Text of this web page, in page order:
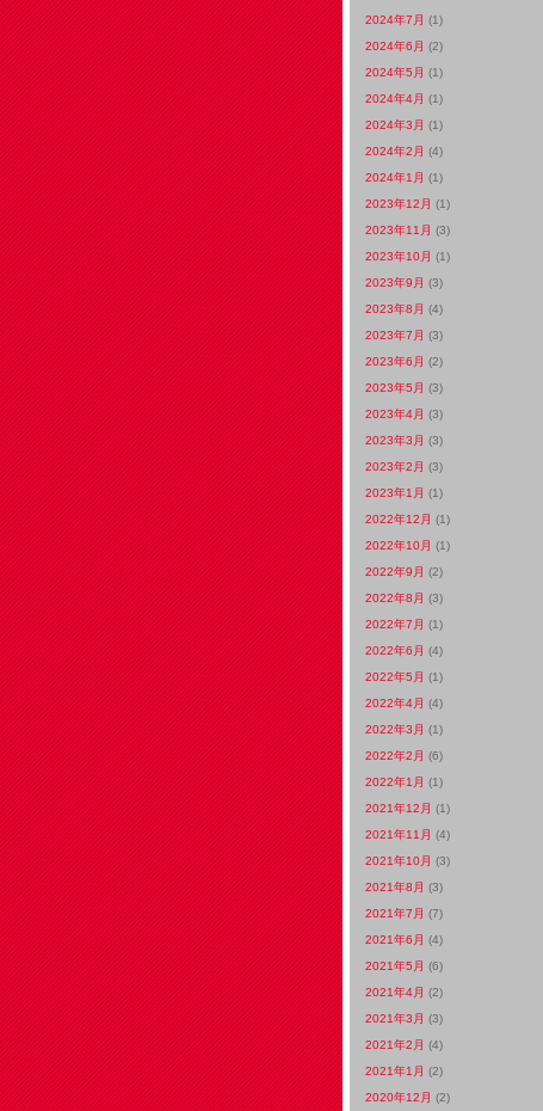
2024年7月 (1)
2024年6月 (2)
2024年5月 (1)
2024年4月 (1)
2024年3月 (1)
2024年2月 (4)
2024年1月 (1)
2023年12月 (1)
2023年11月 (3)
2023年10月 (1)
2023年9月 (3)
2023年8月 (4)
2023年7月 (3)
2023年6月 (2)
2023年5月 (3)
2023年4月 (3)
2023年3月 (3)
2023年2月 (3)
2023年1月 (1)
2022年12月 (1)
2022年10月 (1)
2022年9月 (2)
2022年8月 (3)
2022年7月 (1)
2022年6月 (4)
2022年5月 (1)
2022年4月 (4)
2022年3月 (1)
2022年2月 (6)
2022年1月 (1)
2021年12月 (1)
2021年11月 (4)
2021年10月 (3)
2021年8月 (3)
2021年7月 (7)
2021年6月 (4)
2021年5月 (6)
2021年4月 (2)
2021年3月 (3)
2021年2月 (4)
2021年1月 (2)
2020年12月 (2)